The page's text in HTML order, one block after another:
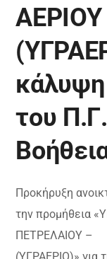
του
Προκήρυξη
την προμήθεια
ΠΕΤΡΕΛΑΙΟΥ –